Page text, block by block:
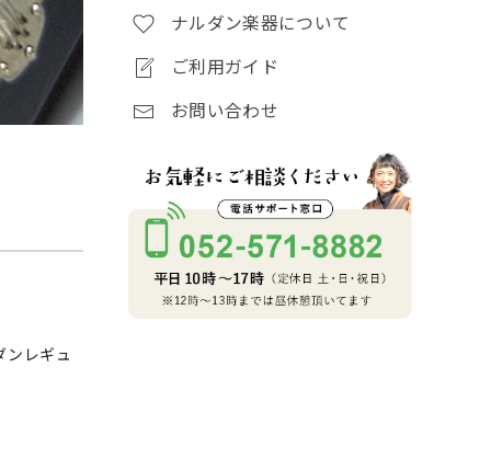
ナルダン楽器について
ご利用ガイド
お問い合わせ
ンレギュ